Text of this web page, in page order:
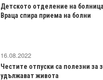
Детското отделение на
Враца спира приема на болни
16.08.2022
Честите отпуски са полезни за
удължават живота